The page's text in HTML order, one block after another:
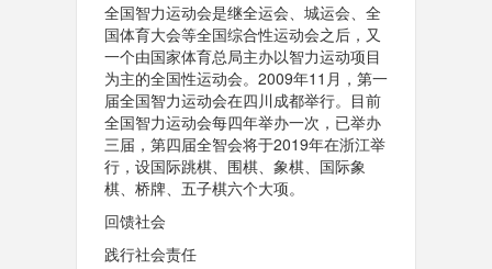
全国智力运动会是继全运会、城运会、全
国体育大会等全国综合性运动会之后，又
一个由国家体育总局主办以智力运动项目
为主的全国性运动会。2009年11月，第一
届全国智力运动会在四川成都举行。目前
全国智力运动会每四年举办一次，已举办
三届，第四届全智会将于2019年在浙江举
行，设国际跳棋、围棋、象棋、国际象
棋、桥牌、五子棋六个大项。
回馈社会
践行社会责任